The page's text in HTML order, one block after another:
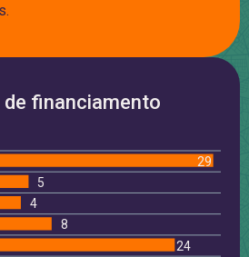
de financiamento
29
5
4
8
24